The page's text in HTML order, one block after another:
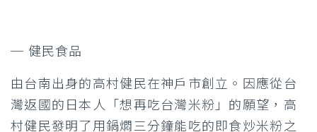
─ 健民食品
由台南出身的高村健民在神戶市創立。因應從台
灣返國的日本人「想再吃台灣米粉」的願望，高
村健民發明了用鍋燜三分鐘能吃的即食炒米粉之